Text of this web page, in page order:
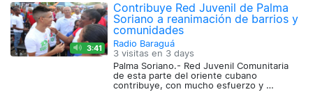
3:41
Contribuye Red Juvenil de Palma
Soriano a reanimación de barrios y
comunidades
Radio Baraguá
3 visitas en 3 days
Palma Soriano.- Red Juvenil Comunitaria
de esta parte del oriente cubano
contribuye, con mucho esfuerzo y …